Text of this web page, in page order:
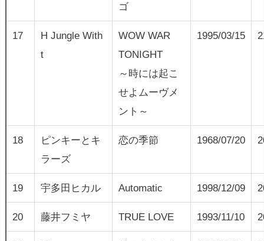
ゴ
17
H Jungle With
t
WOW WAR
TONIGHT
～時には起こ
せよムーヴメ
ント～
1995/03/15
18
ピンキーとキ
ラーズ
恋の季節 1968/07/20
19 宇多田ヒカル Automatic 1998/12/09
20 藤井フミヤ TRUE LOVE 1993/11/10